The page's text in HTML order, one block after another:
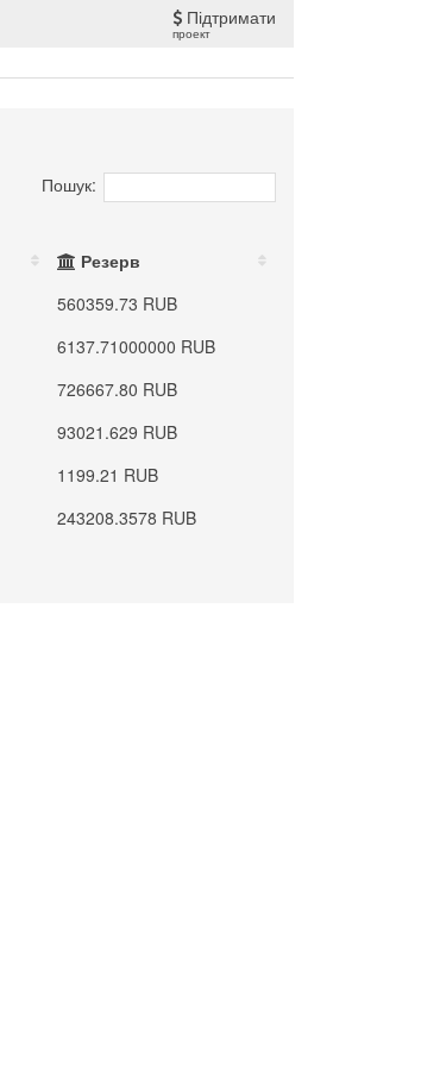
Підтримати
проект
Пошук:
Резерв
560359.73 RUB
6137.71000000 RUB
726667.80 RUB
93021.629 RUB
1199.21 RUB
243208.3578 RUB